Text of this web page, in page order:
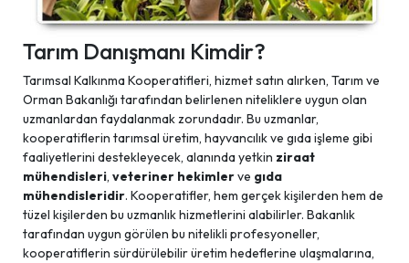
Tarım Danışmanı Kimdir?
Tarımsal Kalkınma Kooperatifleri, hizmet satın alırken, Tarım ve
Orman Bakanlığı tarafından belirlenen niteliklere uygun olan
uzmanlardan faydalanmak zorundadır. Bu uzmanlar,
kooperatiflerin tarımsal üretim, hayvancılık ve gıda işleme gibi
faaliyetlerini destekleyecek, alanında yetkin ziraat
mühendisleri, veteriner hekimlerve gıda
mühendisleridir. Kooperatifler, hem gerçek kişilerden hem de
tüzel kişilerden bu uzmanlık hizmetlerini alabilirler. Bakanlık
tarafından uygun görülen bu nitelikli profesyoneller,
kooperatiflerin sürdürülebilir üretim hedeflerine ulaşmalarına,